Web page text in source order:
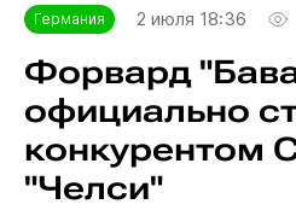
Германия 2 июля 18:36
Форвард
официально
конкурентом
"Челси"